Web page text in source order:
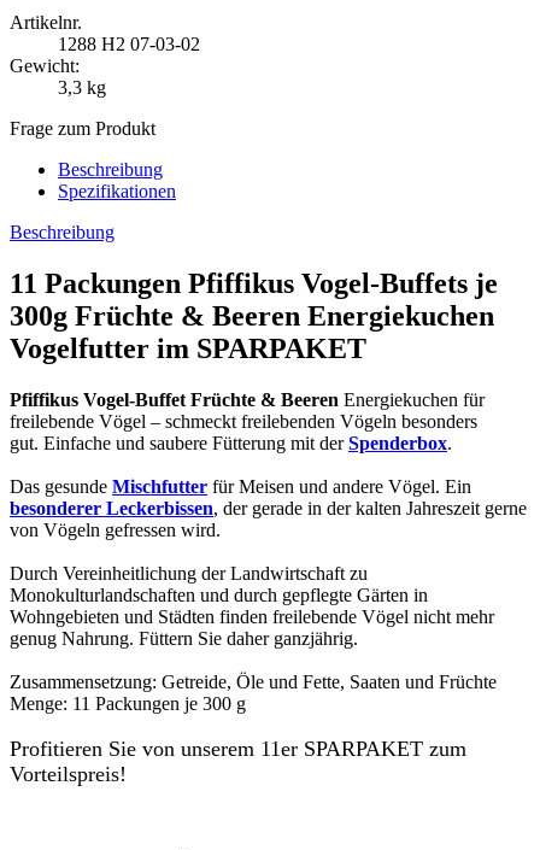
Artikelnr.
1288 H2 07-03-02
Gewicht:
3,3 kg
Frage zum Produkt
Beschreibung
Spezifikationen
Beschreibung
11 Packungen Pfiffikus Vogel-Buffets je
300g Früchte & Beeren Energiekuchen
Vogelfutter im SPARPAKET
Pfiffikus Vogel-Buffet Früchte & Beeren Energiekuchen für
freilebende Vögel – schmeckt freilebenden Vögeln besonders
gut. Einfache und saubere Fütterung mit derSpenderbox.
Das gesunde Mischfutter für Meisen und andere Vögel. Ein
besonderer Leckerbissen, der gerade in der kalten Jahreszeit gerne
von Vögeln gefressen wird.
Durch Vereinheitlichung der Landwirtschaft zu
Monokulturlandschaften und durch gepflegte Gärten in
Wohngebieten und Städten finden freilebende Vögel nicht mehr
genug Nahrung. Füttern Sie daher ganzjährig.
Zusammensetzung: Getreide, Öle und Fette, Saaten und Früchte
Menge: 11 Packungen je 300 g
Profitieren Sie von unserem 11er SPARPAKET zum
Vorteilspreis!​​